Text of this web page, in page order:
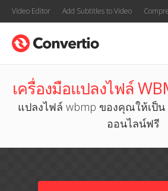
Video Editor Add Subtitles to Video
เครื่องมือแปลงไฟล์
แปลงไฟล์ wbmp ของคุณให้เป็น
ออนไลน์ฟรี